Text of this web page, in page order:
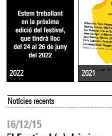
2022 2021
Notícies recents
16/12/15